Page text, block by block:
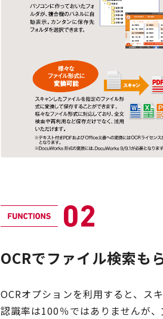
OCRでファイル検索も
OCRオプションを利用すると、ス
認識率は100％ではありませんが